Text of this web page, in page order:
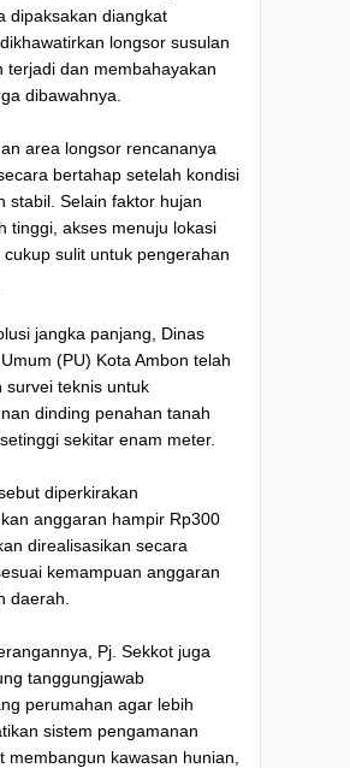
dipaksakan diangkat
longsor susulan
terjadi dan membahayakan
dibawahnya.
area longsor rencananya
bertahap setelah kondisi
stabil. Selain faktor hujan
tinggi, akses menuju lokasi
cukup sulit untuk pengerahan
jangka panjang, Dinas
(PU) Kota Ambon telah
survei teknis untuk
dinding penahan tanah
sekitar enam meter.
diperkirakan
anggaran hampir Rp300
direalisasikan secara
kemampuan anggaran
daerah.
Pj. Sekkot juga
tanggungjawab
perumahan agar lebih
sistem pengamanan
membangun kawasan hunian,